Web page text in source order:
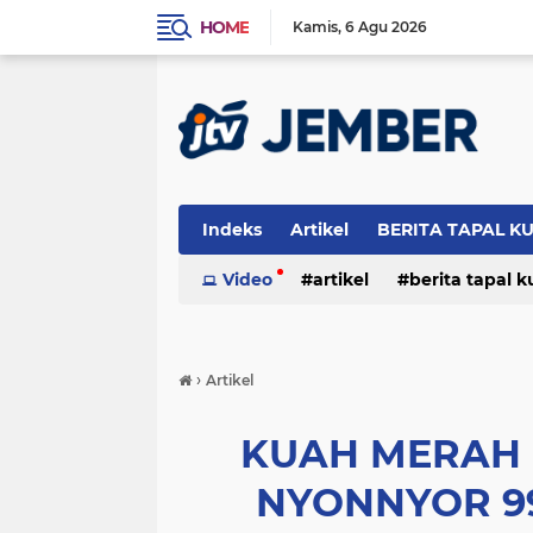
HOME Kamis 6 Agu 2026
Indeks Artikel BERITA TAPAL
PERISTIWA
Video artikel berita tapal
› Artikel
KUAH MERAH
NYONNYOR